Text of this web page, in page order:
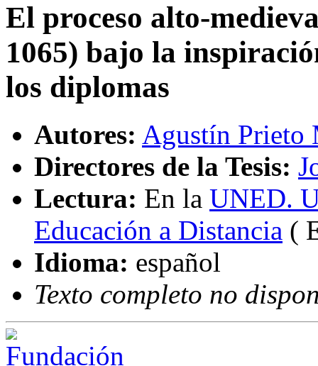
El proceso alto-
1065) bajo la
los diplomas
Autores: Agustín Prieto
Directores de la Tesis:
Lectura: En la UNED.
Educación a Distancia (
Idioma: español
Texto completo no